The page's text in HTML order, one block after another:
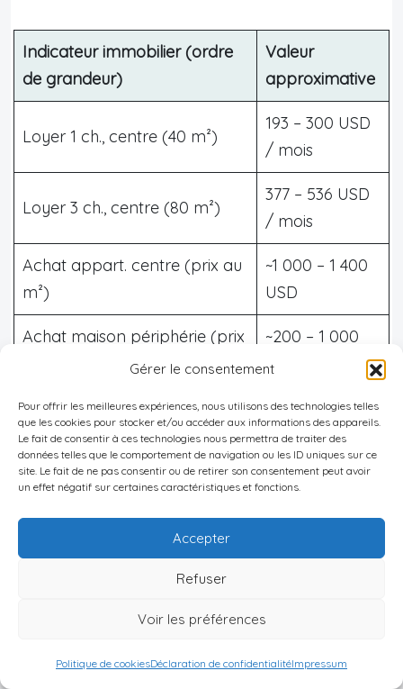
Gérer le consentement
Pour offrir les meilleures expériences, nous utilisons des technologies telles
que les cookies pour stocker et/ou accéder aux informations des appareils.
Le fait de consentir à ces technologies nous permettra de traiter des
données telles que le comportement de navigation ou les ID uniques sur ce
site. Le fait de ne pas consentir ou de retirer son consentement peut avoir
un effet négatif sur certaines caractéristiques et fonctions.
Accepter
Refuser
Voir les préférences
Politique de cookiesDéclaration de confidentialitéImpressum
Indicateur immobilier (ordre
de grandeur)
Valeur
approximative
Loyer 1 ch., centre (40 m²)
193 – 300 USD
/ mois
Loyer 3 ch., centre (80 m²)
377 – 536 USD
/ mois
Achat appart. centre (prix au
m²)
~1 000 – 1 400
USD
Achat maison périphérie (prix
~200 – 1 000
USD
Taux d’intérêt hypothécaire
(20 ans)
5 – 11 % / an
Ces chiffres doivent être interprétés avec
prudence.
transactions isolées ou estimations qu’un marché
structuré. D’autant que :
Il n’existe pas de crédit immobilier moderne.